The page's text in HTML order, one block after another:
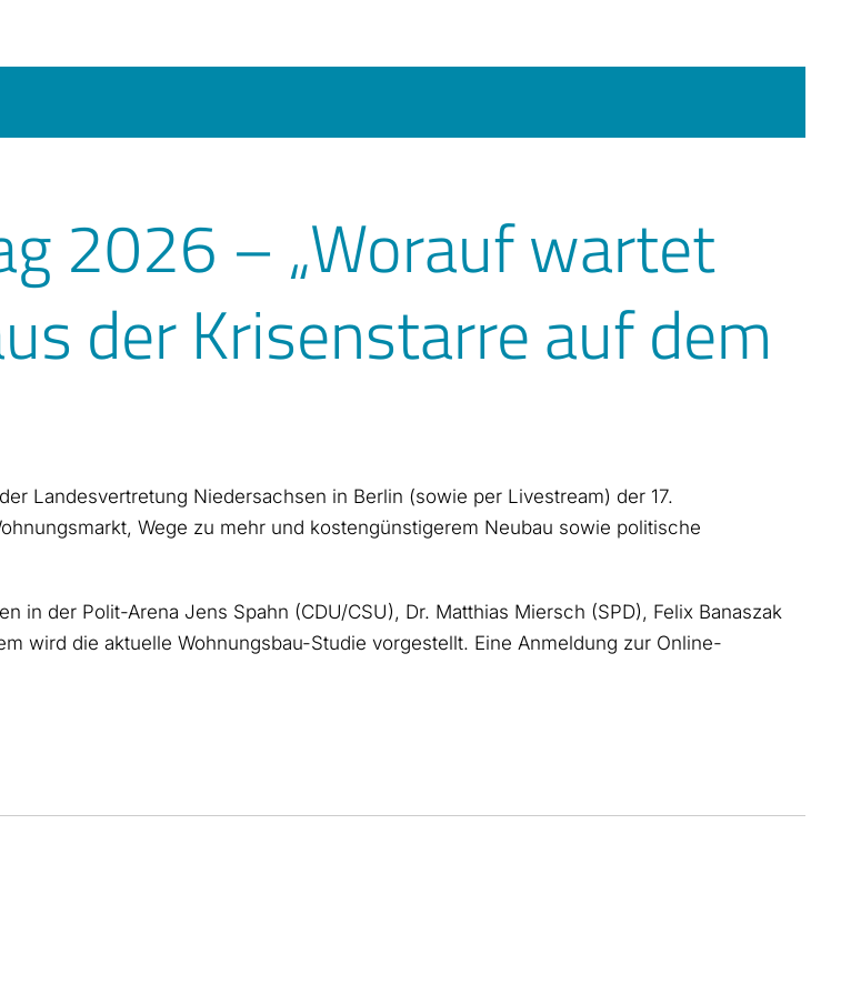
2026 – „Worauf wartet
der Krisenstarre auf dem
Landesvertretung Niedersachsen in Berlin (sowie per Livestream) der 17.
Wege zu mehr und kostengünstigerem Neubau sowie politische
in der Polit-Arena Jens Spahn (CDU/CSU), Dr. Matthias Miersch (SPD), Felix Banaszak
wird die aktuelle Wohnungsbau-Studie vorgestellt. Eine Anmeldung zur Online-